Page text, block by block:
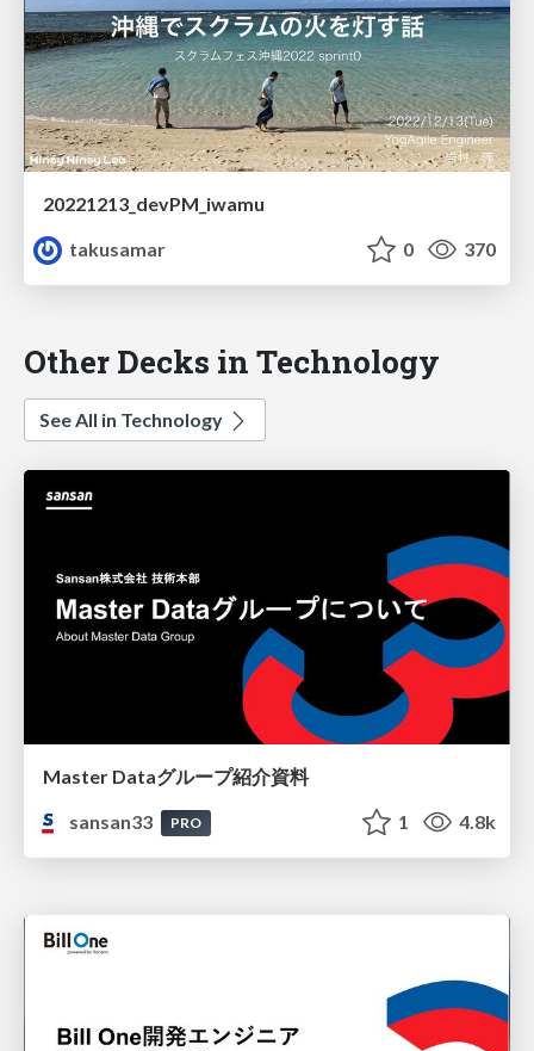
20221213_devPM_iwamu
takusamar
0 370
Other Decks in Technology
See All in Technology
Master Dataグループ紹介資料
sansan33
PRO 1 4.8k